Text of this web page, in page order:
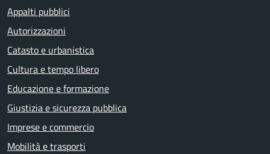
Appalti pubblici
Autorizzazioni
Catasto e urbanistica
Cultura e tempo libero
Educazione e formazione
Giustizia e sicurezza pubblica
Imprese e commercio
Mobilità e trasporti